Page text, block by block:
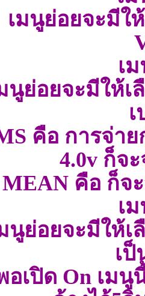
เมนูย่อยจะมีใ
เ
นูย่อยจะมีให้เ
คือ การจ่า
4.0v ก็จ
MEAN คือ ก็จ
เ
นูย่อยจะมีให้เ
เ
อเปิด On เม